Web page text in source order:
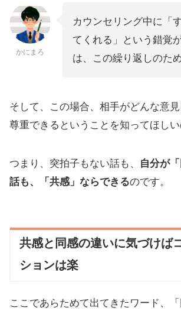
かにまろ
カウンセリング中に「
てくれる」という錯覚
は、この繰り返しのた
そして、この場合、相手がどんな意
尊重できるということを知ってほしい
つまり、突拍子もない話も、
自分が
話も、「共感」ならできるのです。
共感と同感の違いに気づけば
ションは楽
ここであらためて出てきたワード、